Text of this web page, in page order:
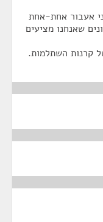
אעבור אחת-אחת
שאנחנו מציעים
קרנות השתלמות.